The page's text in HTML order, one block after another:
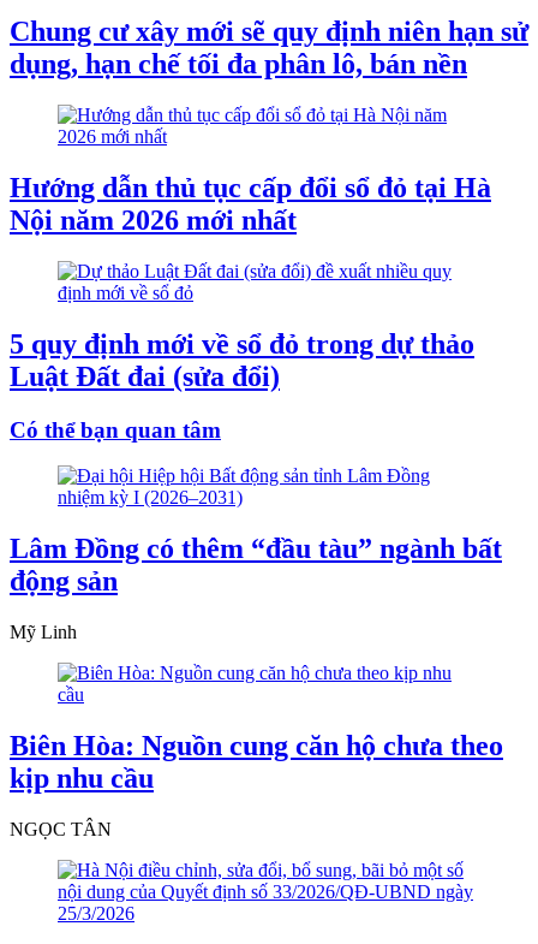
Chung cư xây mới sẽ quy định niên hạn sử
dụng, hạn chế tối đa phân lô, bán nền
Hướng dẫn thủ tục cấp đổi sổ đỏ tại Hà
Nội năm 2026 mới nhất
5 quy định mới về sổ đỏ trong dự thảo
Luật Đất đai (sửa đổi)
Có thể bạn quan tâm
Lâm Đồng có thêm “đầu tàu” ngành bất
động sản
Mỹ Linh
Biên Hòa: Nguồn cung căn hộ chưa theo
kịp nhu cầu
NGỌC TÂN